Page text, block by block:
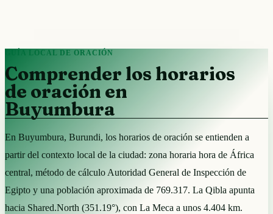
GUÍA LOCAL DE ORACIÓN
Comprender los horarios
de oración en
Buyumbura
En Buyumbura, Burundi, los horarios de oración se entienden a
partir del contexto local de la ciudad: zona horaria hora de África
central, método de cálculo Autoridad General de Inspección de
Egipto y una población aproximada de 769.317. La Qibla apunta
hacia Shared.North (351.19°), con La Meca a unos 4.404 km.